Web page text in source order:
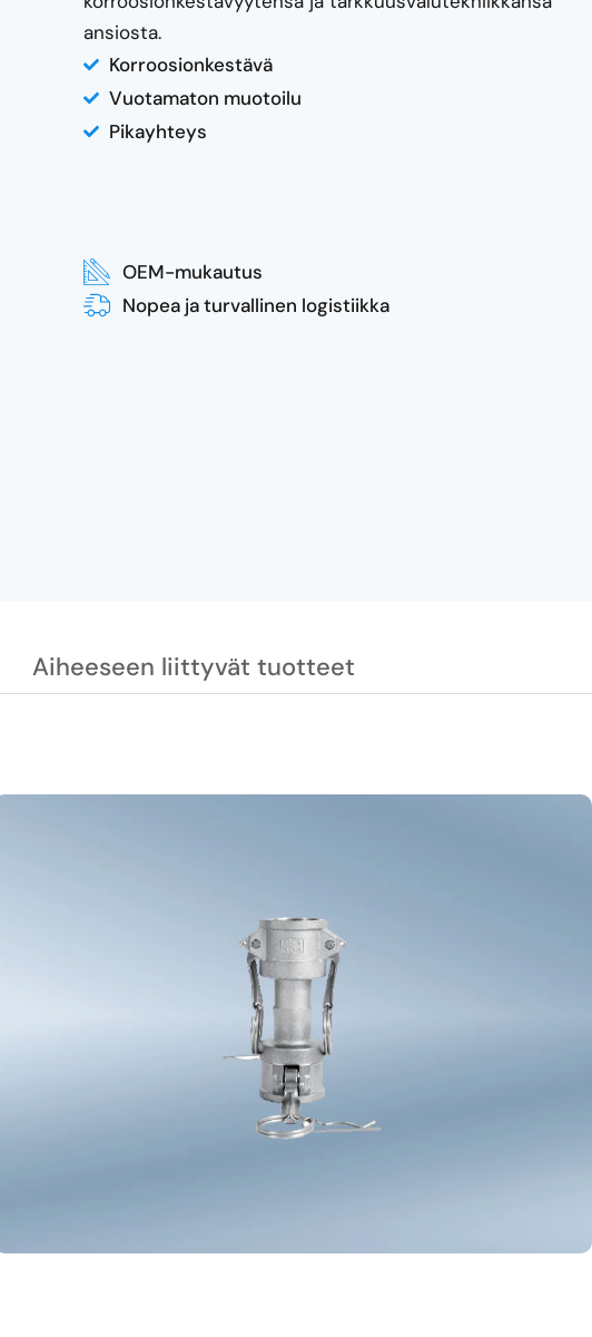
ansiosta.
Korroosionkestävä
Vuotamaton muotoilu
Pikayhteys
OEM-mukautus
Nopea ja turvallinen logistiikka
Aiheeseen liittyvät tuotteet